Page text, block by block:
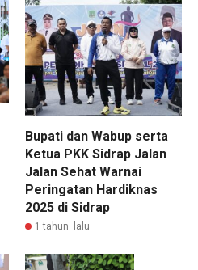
Bupati dan Wabup serta
Ketua PKK Sidrap Jalan
Jalan Sehat Warnai
Peringatan Hardiknas
2025 di Sidrap
1 tahun lalu